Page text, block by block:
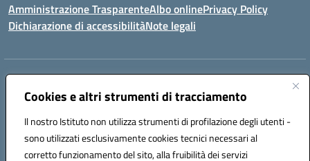
Cookies e altri strumenti di tracciamento
Il nostro Istituto non utilizza strumenti di profilazione degli utenti -
sono utilizzati esclusivamente cookies tecnici necessari al
corretto funzionamento del sito, alla fruibilità dei servizi
Amministrazione TrasparenteAlbo onlinePrivacy Policy
Dichiarazione di accessibilitàNote legali
Centralino:
Posta elettronica certificata (PEC):tpis02200a@pec.istruzione.it
Codice fiscale: 93066580817
Codice meccanografico:TPIS02200A